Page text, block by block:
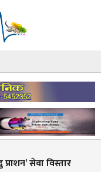
शहीद